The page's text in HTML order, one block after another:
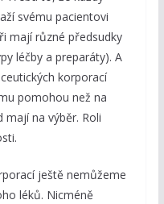
svému pacientovi
mají různé předsudky
léčby a preparáty). A
korporací
pomohou než na
na výběr. Roli
ještě nemůžeme
léků. Nicméně